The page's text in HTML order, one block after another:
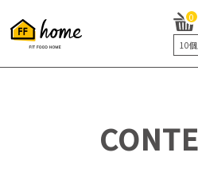
0
10
5個
20